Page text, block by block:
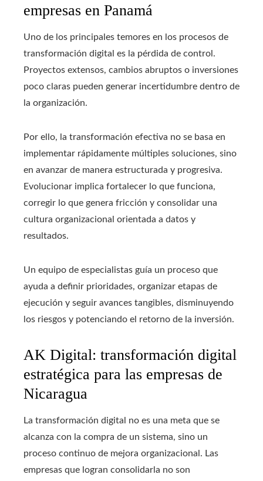
empresas en Panamá
Uno de los principales temores en los procesos de
transformación digital es la pérdida de control.
Proyectos extensos, cambios abruptos o inversiones
poco claras pueden generar incertidumbre dentro de
la organización.
Por ello, la transformación efectiva no se basa en
implementar rápidamente múltiples soluciones, sino
en avanzar de manera estructurada y progresiva.
Evolucionar implica fortalecer lo que funciona,
corregir lo que genera fricción y consolidar una
cultura organizacional orientada a datos y
resultados.
Un equipo de especialistas guía un proceso que
ayuda a definir prioridades, organizar etapas de
ejecución y seguir avances tangibles, disminuyendo
los riesgos y potenciando el retorno de la inversión.
AK Digital: transformación digital
estratégica para las empresas de
Nicaragua
La transformación digital no es una meta que se
alcanza con la compra de un sistema, sino un
proceso continuo de mejora organizacional. Las
empresas que logran consolidarla no son